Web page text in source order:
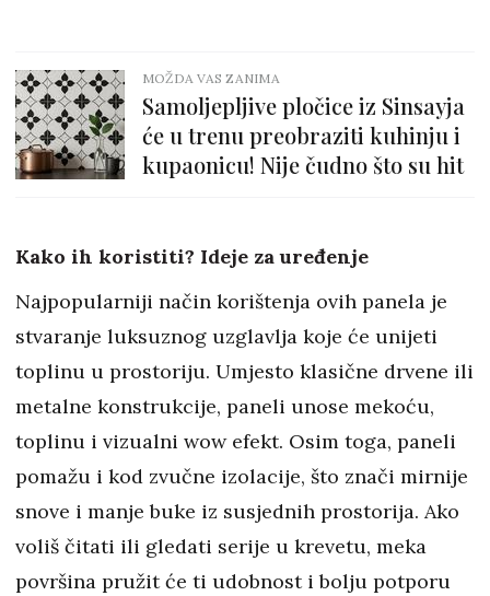
MOŽDA VAS ZANIMA
Samoljepljive pločice iz Sinsayja
će u trenu preobraziti kuhinju i
kupaonicu! Nije čudno što su hit
Kako ih koristiti? Ideje za uređenje
Najpopularniji način korištenja ovih panela je
stvaranje luksuznog uzglavlja koje će unijeti
toplinu u prostoriju. Umjesto klasične drvene ili
metalne konstrukcije, paneli unose mekoću,
toplinu i vizualni wow efekt. Osim toga, paneli
pomažu i kod zvučne izolacije, što znači mirnije
snove i manje buke iz susjednih prostorija. Ako
voliš čitati ili gledati serije u krevetu, meka
površina pružit će ti udobnost i bolju potporu